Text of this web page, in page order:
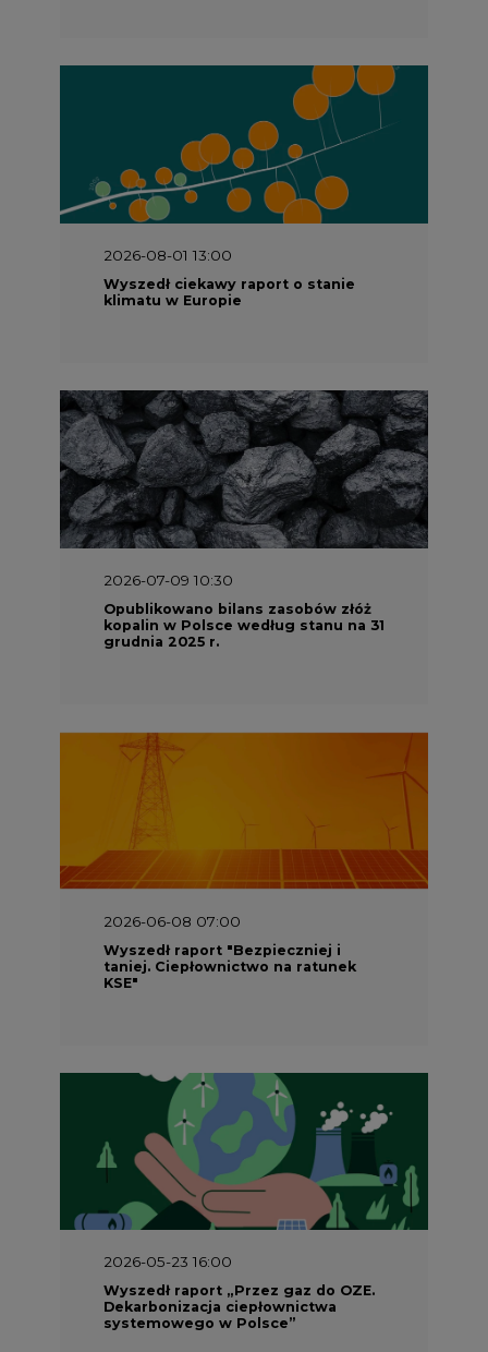
2026-08-01 13:00
Wyszedł ciekawy raport o stanie
klimatu w Europie
2026-07-09 10:30
Opublikowano bilans zasobów złóż
kopalin w Polsce według stanu na 31
grudnia 2025 r.
2026-06-08 07:00
Wyszedł raport "Bezpieczniej i
taniej. Ciepłownictwo na ratunek
KSE"
2026-05-23 16:00
Wyszedł raport „Przez gaz do OZE.
Dekarbonizacja ciepłownictwa
systemowego w Polsce”